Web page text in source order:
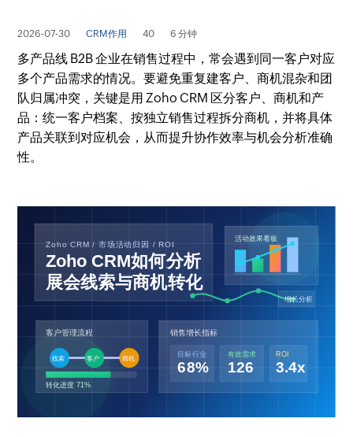
2026-07-30 CRM作用 40 6 分钟
多产品线 B2B 企业在销售过程中，常会遇到同一客户对应
多个产品需求的情况。要避免重复建客户、商机混杂和团
队归属冲突，关键是用 Zoho CRM 区分客户、商机和产
品：统一客户档案、按独立销售过程拆分商机，并将具体
产品关联到对应机会，从而提升协作效率与机会分析准确
性。